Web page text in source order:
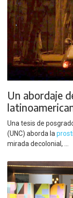
Un abordaje
Una tesis de
(UNC) aborda la
mirada decolonial, ...